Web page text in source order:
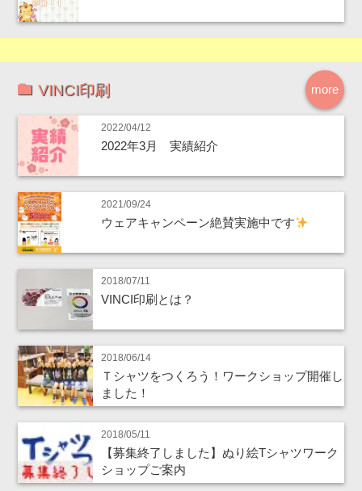
more
VINCI印刷
2022/04/12
2022年3月 実績紹介
2021/09/24
ウェアキャンペーン絶賛実施中です
2018/07/11
VINCI印刷とは？
2018/06/14
Ｔシャツをつくろう！ワークショップ開催し
ました！
2018/05/11
【募集終了しました】ぬり絵Tシャツワーク
ショップご案内